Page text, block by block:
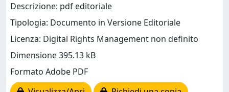
Descrizione: pdf editoriale
Tipologia: Documento in Versione Editoriale
Licenza: Digital Rights Management non definito
Dimensione 395.13 kB
Formato Adobe PDF